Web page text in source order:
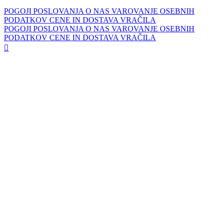
POGOJI POSLOVANJA O NAS VAROVANJE OSEBNIH
PODATKOV CENE IN DOSTAVA VRAČILA
POGOJI POSLOVANJA O NAS VAROVANJE OSEBNIH
PODATKOV CENE IN DOSTAVA VRAČILA
